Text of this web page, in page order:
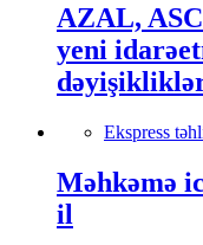
AZAL,
yeni
Ekspress
Məhkəmə
il